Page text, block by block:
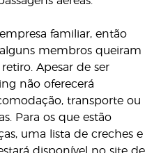
familiar, então
membros queiram
Apesar de ser
não oferecerá
transporte ou
Para os que estão
uma lista de creches e